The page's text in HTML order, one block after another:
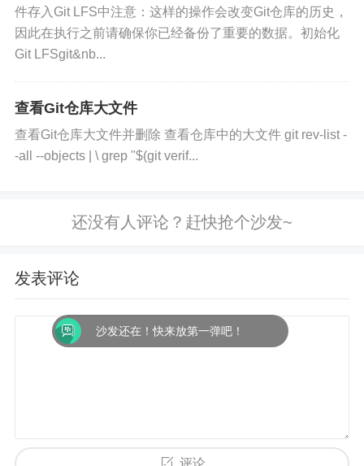
件存入Git LFS中注意：这样的操作会改变Git仓库的历史，
因此在执行之前请确保你已经备份了重要的数据。初始化
Git LFSgit&nb...
查看Git仓库大文件
查看Git仓库大文件并删除 查看仓库中的大文件 git rev-list -
-all --objects | \ grep "$(git verif...
发表评论
评论
沙发还在！快来放第一弹吧！